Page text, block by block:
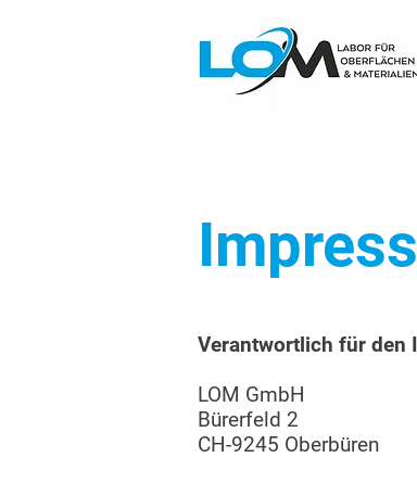
Verantwortlich für den
LOM GmbH
Bürerfeld 2
CH-9245 Oberbüren